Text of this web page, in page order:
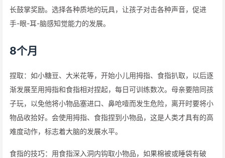
长鼓掌奖励。选择各种质地的玩具，让孩子对击各种声音，促进
手-眼-耳-脑感知觉能力的发展。
8个月
捏取：如小糖豆、大米花等，开始小儿用拇指、食指扒取，以后逐
渐发展至用拇指和食指相对捏起，每日可训练数次。母亲要陪同孩
子玩，以免他将小物品塞进口、鼻呛噎而发生危险，离开时要将小
物品收拾好。会使用拇指、食指捏到小物品，这是人类才具有的高
难度动作，标志着大脑的发展水平。
食指的技巧：用食指深入洞内钩取小物品，如果棉被或睡袋有破